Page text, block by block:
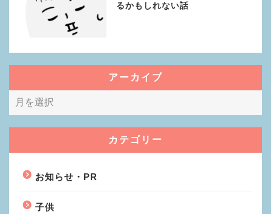
るかもしれない話
アーカイブ
カテゴリー
お知らせ・PR
子供